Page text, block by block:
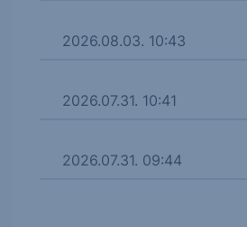
2026.08.03. 10:43
2026.07.31. 10:41
2026.07.31. 09:44